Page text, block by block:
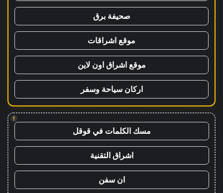
صحيفة برق
موقع اشراقات
موقع اشراق اون لاين
اركان سياحة وسفر
!
مسك الكلمات في قوقل
اشراق التقنية
ان سفن